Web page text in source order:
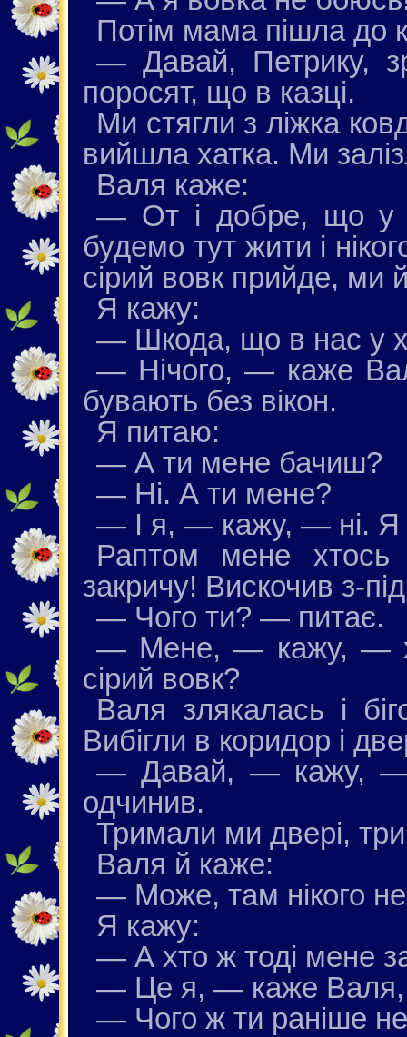
Потім мама пішла до
— Давай, Петрику,
поросят, що в казці.
Ми стягли з ліжка
вийшла хатка. Ми
Валя каже:
— От і добре, що у
будемо тут жити і
сірий вовк прийде, ми
Я кажу:
— Шкода, що в нас у
— Нічого, — каже
бувають без вікон.
Я питаю:
— А ти мене бачиш?
— Ні. А ти мене?
— І я, — кажу, — ні. Я
Раптом мене
закричу! Вискочив з-
— Чого ти? — питає.
— Мене, — кажу, —
сірий вовк?
Валя злякалась і
Вибігли в коридор і
— Давай, — кажу, —
одчинив.
Тримали ми двері,
Валя й каже:
— Може, там нікого
Я кажу:
— А хто ж тоді мене
— Це я, — каже Валя,
— Чого ж ти раніше